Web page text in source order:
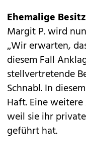
Ehemalige
Margit P. wird
„Wir erwarten,
diesem Fall
stellvertretende
Schnabl. In
Haft. Eine
weil sie ihr
geführt hat.